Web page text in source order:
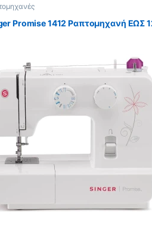
Promise 1412 Ραπτομηχανή ΕΩΣ